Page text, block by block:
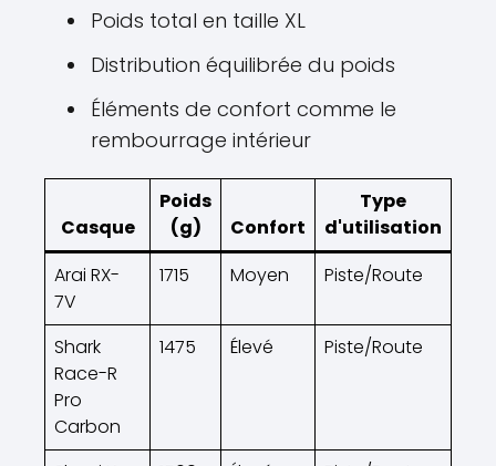
Poids total en taille XL
Distribution équilibrée du poids
Éléments de confort comme le
rembourrage intérieur
Casque
Poids
(g)
Confort
Type
d'utilisation
Arai RX-
7V
1715 Moyen Piste/Route
Shark
Race-R
Pro
Carbon
1475 Élevé Piste/Route